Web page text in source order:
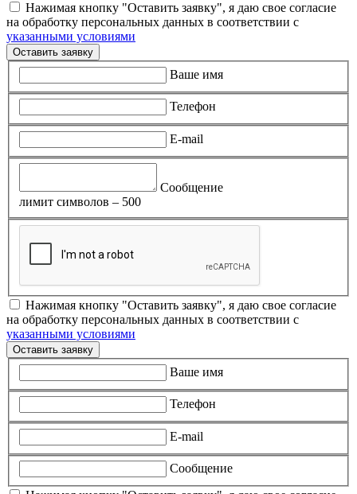
Нажимая кнопку "Оставить заявку", я даю свое согласие
на обработку персональных данных в соответствии с
указанными условиями
Оставить заявку
Ваше имя
Телефон
E-mail
Сообщение
лимит символов – 500
Нажимая кнопку "Оставить заявку", я даю свое согласие
на обработку персональных данных в соответствии с
указанными условиями
Оставить заявку
Ваше имя
Телефон
E-mail
Сообщение